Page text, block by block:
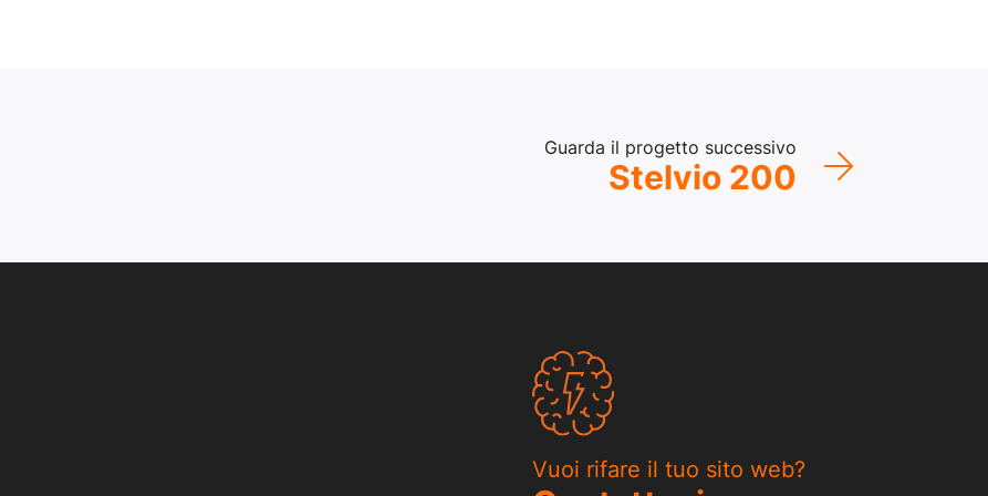
Guarda il progetto successivo
Stelvio 200
Vuoi rifare il tuo sito web?